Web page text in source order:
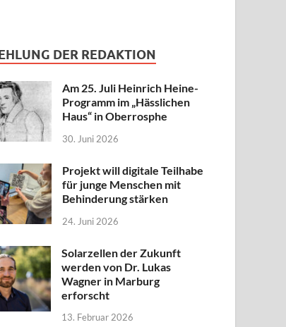
DER REDAKTION
Am 25. Juli Heinrich Heine-
Programm im „Hässlichen
Haus“ in Oberrosphe
30. Juni 2026
Projekt will digitale Teilhabe
für junge Menschen mit
Behinderung stärken
24. Juni 2026
Solarzellen der Zukunft
werden von Dr. Lukas
Wagner in Marburg
erforscht
13. Februar 2026